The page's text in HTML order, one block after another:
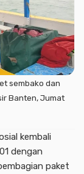
sembako dan
Banten, Jumat
kembali
dengan
paket